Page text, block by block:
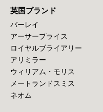
英国ブランド
バーレイ
アーサープライス
ロイヤルブライアリー
アリミラー
ウィリアム・モリス
メートランドスミス
ネオム